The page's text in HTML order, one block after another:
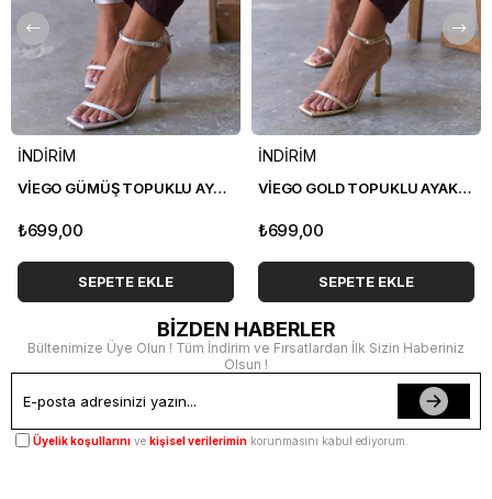
İNDİRİM
VİEGO GÜMÜŞ TOPUKLU AYAKKABI
₺699,00
SEPETE EKLE
İNDİRİM
VİEGO GOLD TOPUKLU AYAKKABI
₺699,00
SEPETE EKLE
BİZDEN HABERLER
Bültenimize Üye Olun ! Tüm İndirim ve Fırsatlardan İlk Sizin Haberiniz
Olsun !
Üyelik koşullarını ve kişisel verilerimin korunmasını kabul ediyorum.